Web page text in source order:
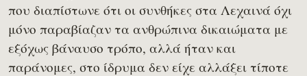
που διαπίστωνε ότι οι συνθήκες στα Λεχαινά όχι
μόνο παραβίαζαν τα ανθρώπινα δικαιώματα με
εξόχως βάναυσο τρόπο, αλλά ήταν και
παράνομες, στο ίδρυμα δεν είχε αλλάξει τίποτε